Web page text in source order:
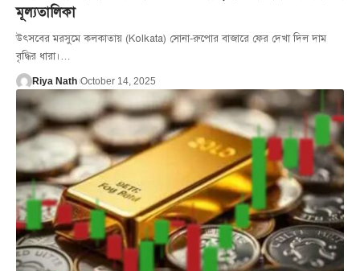
মূল্যতালিকা
উৎসবের মরসুমে কলকাতায় (Kolkata) সোনা-রুপোর বাজারে ফের দেখা দিল দাম
বৃদ্ধির ধারা।…
Riya Nath October 14, 2025